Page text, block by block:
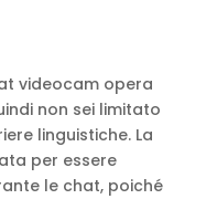
videocam opera
non sei limitato
linguistiche. La
per essere
le chat, poiché